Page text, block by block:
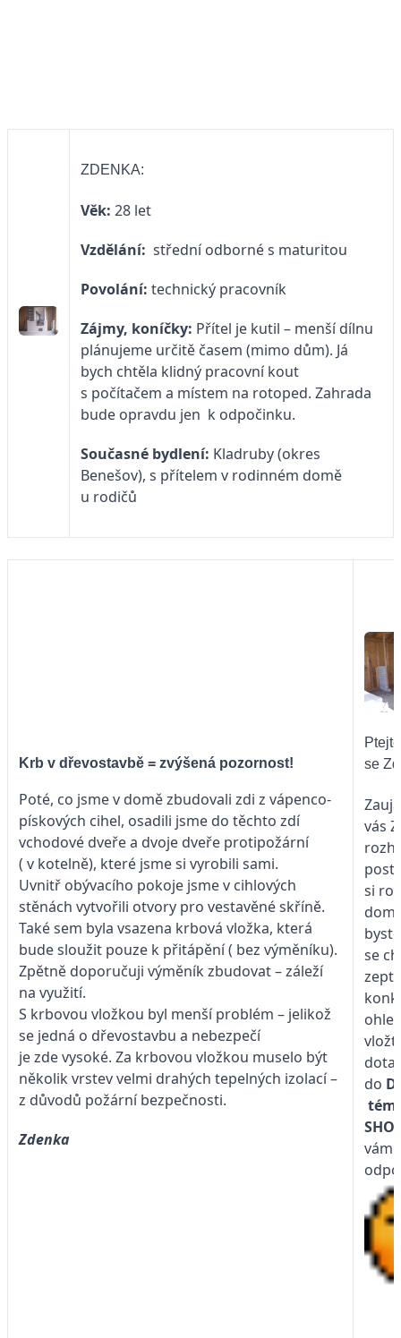
ZDENKA:
Věk: 28 let
Vzdělání: střední odborné s maturitou
Povolání: technický pracovník
Zájmy, koníčky: Přítel je kutil – menší dílnu
plánujeme určitě časem (mimo dům). Já
bych chtěla klidný pracovní kout
s počítačem a místem na rotoped. Zahrada
bude opravdu jen k odpočinku.
Současné bydlení: Kladruby (okres
Benešov), s přítelem v rodinném domě
u rodičů
Krb v dřevostavbě = zvýšená pozornost!
Poté, co jsme v domě zbudovali zdi z vápenco-
pískových cihel, osadili jsme do těchto zdí
vchodové dveře a dvoje dveře protipožární
( v kotelně), které jsme si vyrobili sami.
Uvnitř obývacího pokoje jsme v cihlových
stěnách vytvořili otvory pro vestavěné skříně.
Také sem byla vsazena krbová vložka, která
bude sloužit pouze k přitápění ( bez výměníku).
Zpětně doporučuji výměník zbudovat – záleží
na využití.
S krbovou vložkou byl menší problém – jelikož
se jedná o dřevostavbu a nebezpečí
je zde vysoké. Za krbovou vložkou muselo být
několik vrstev velmi drahých tepelných izolací –
z důvodů požární bezpečnosti.
Zdenka
Ptejte
se
vás
si
byste
se
do
vám